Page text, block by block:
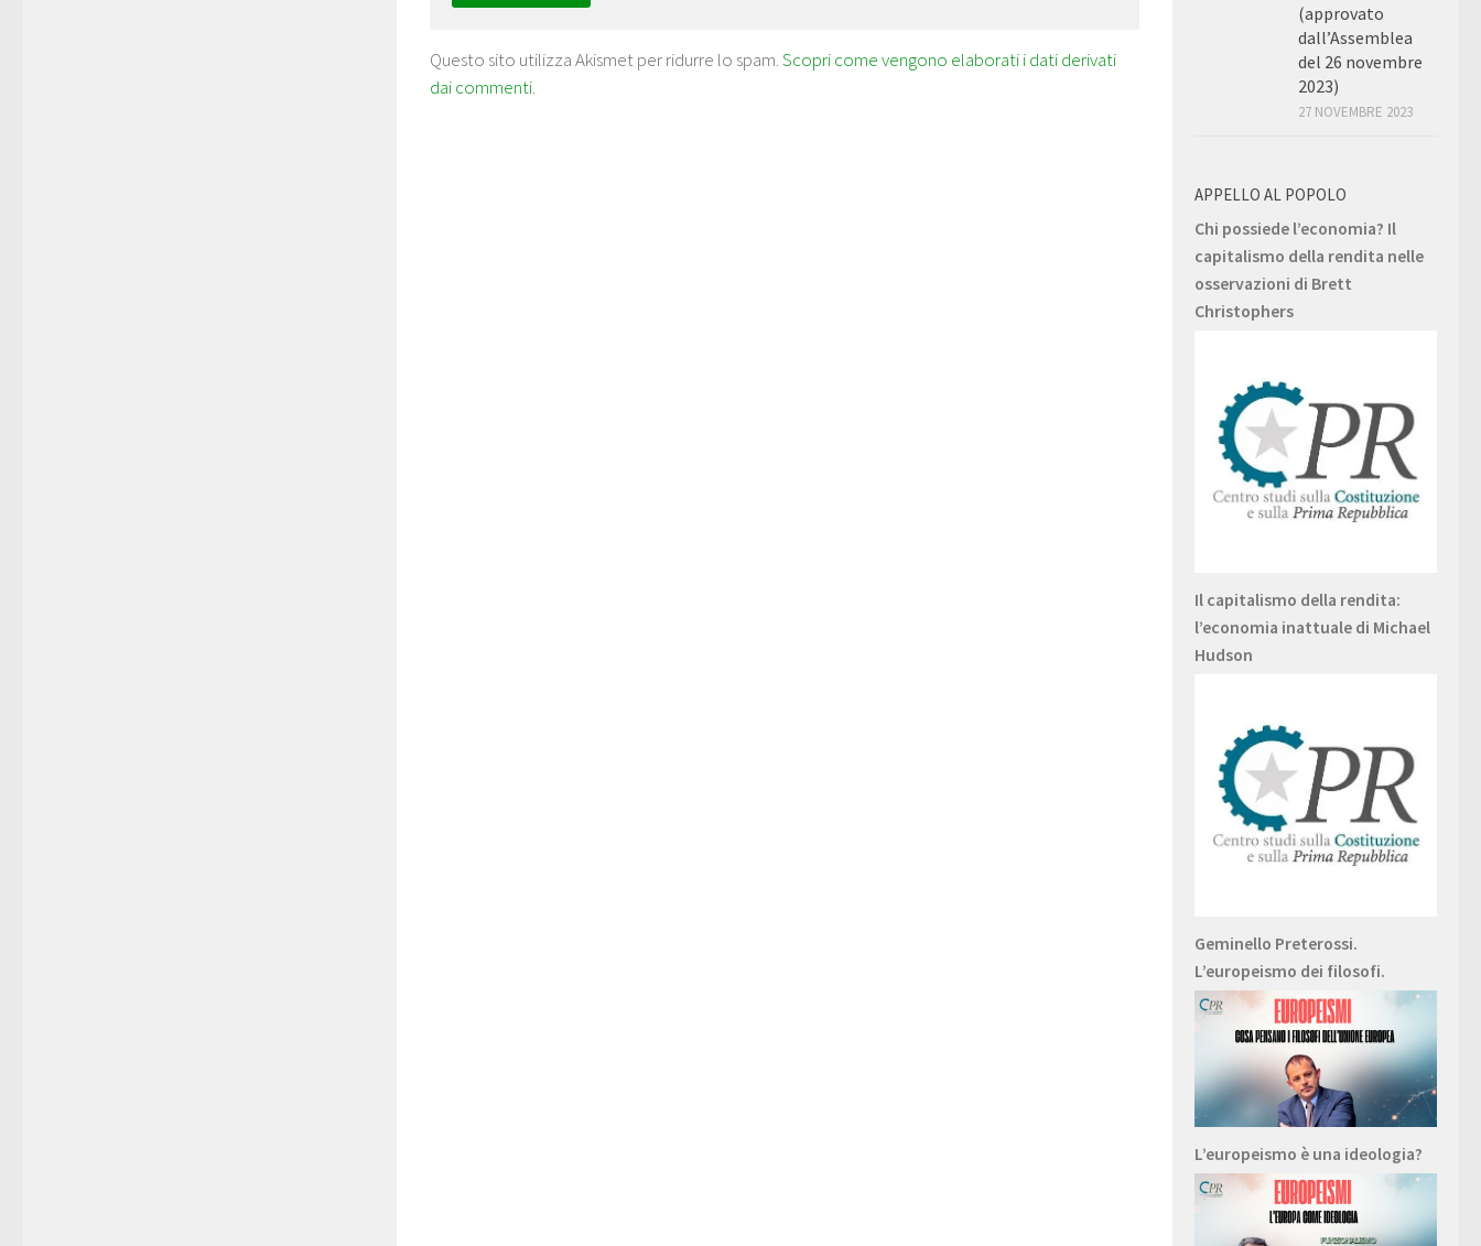
Questo sito utilizza Akismet per ridurre lo spam.Scopri come vengono elaborati i dati derivati
dai commenti.
(approvato
dall’Assemblea
del 26 novembre
2023)
27 NOVEMBRE 2023
APPELLO AL POPOLO
Chi possiede l’economia? Il
capitalismo della rendita nelle
osservazioni di Brett
Christophers
Il capitalismo della rendita:
l’economia inattuale di Michael
Hudson
Geminello Preterossi.
L’europeismo dei filosofi.
L’europeismo è una ideologia?